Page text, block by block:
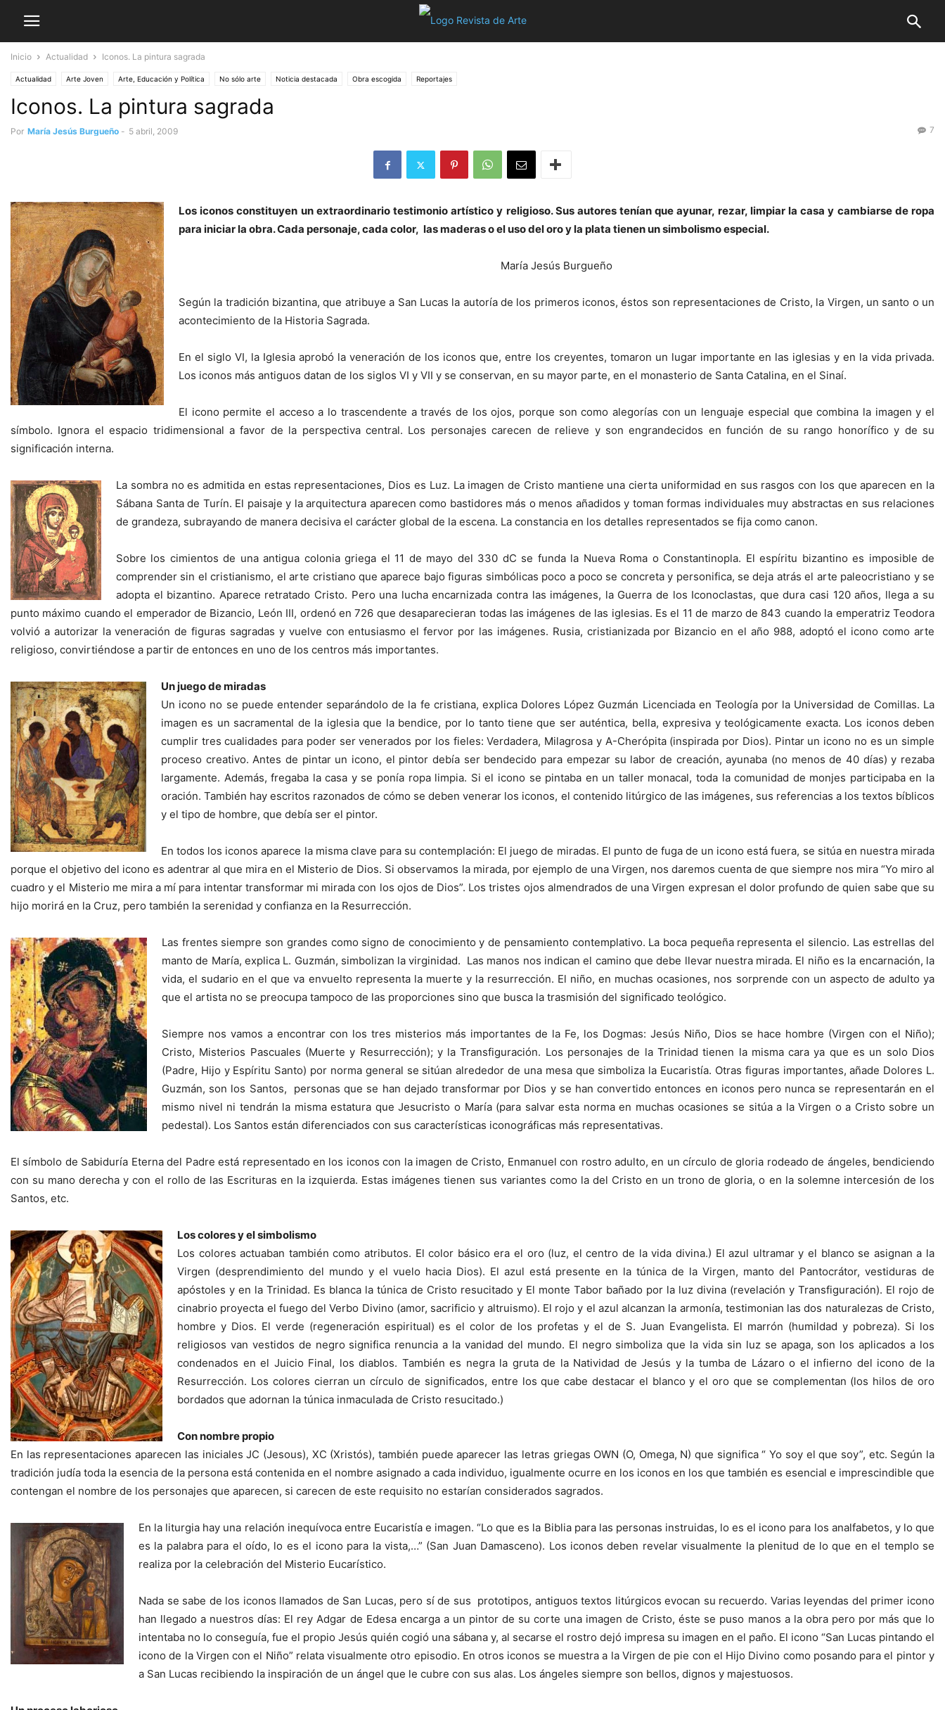
Inicio Actualidad Iconos. La pintura sagrada
Actualidad Arte Joven Arte, Educación y Política No sólo arte Noticia destacada Obra escogida Reportajes
Iconos. La pintura sagrada
Por María Jesús Burgueño - 5 abril, 2009 7
Los iconos constituyen un extraordinario testimonio artístico y religioso. Sus autores tenían que ayunar, rezar, limpiar la casa y cambiarse de ropa
para iniciar la obra. Cada personaje, cada color, las maderas o el uso del oro y la plata tienen un simbolismo especial.
María Jesús Burgueño
Según la tradición bizantina, que atribuye a San Lucas la autoría de los primeros iconos, éstos son representaciones de Cristo, la Virgen, un santo o un
acontecimiento de la Historia Sagrada.
En el siglo VI, la Iglesia aprobó la veneración de los iconos que, entre los creyentes, tomaron un lugar importante en las iglesias y en la vida privada.
Los iconos más antiguos datan de los siglos VI y VII y se conservan, en su mayor parte, en el monasterio de Santa Catalina, en el Sinaí.
El icono permite el acceso a lo trascendente a través de los ojos, porque son como alegorías con un lenguaje especial que combina la imagen y el
símbolo. Ignora el espacio tridimensional a favor de la perspectiva central. Los personajes carecen de relieve y son engrandecidos en función de su rango honorífico y de su
significación interna.
La sombra no es admitida en estas representaciones, Dios es Luz. La imagen de Cristo mantiene una cierta uniformidad en sus rasgos con los que aparecen en la
Sábana Santa de Turín. El paisaje y la arquitectura aparecen como bastidores más o menos añadidos y toman formas individuales muy abstractas en sus relaciones
de grandeza, subrayando de manera decisiva el carácter global de la escena. La constancia en los detalles representados se fija como canon.
Sobre los cimientos de una antigua colonia griega el 11 de mayo del 330 dC se funda la Nueva Roma o Constantinopla. El espíritu bizantino es imposible de
comprender sin el cristianismo, el arte cristiano que aparece bajo figuras simbólicas poco a poco se concreta y personifica, se deja atrás el arte paleocristiano y se
adopta el bizantino. Aparece retratado Cristo. Pero una lucha encarnizada contra las imágenes, la Guerra de los Iconoclastas, que dura casi 120 años, llega a su
punto máximo cuando el emperador de Bizancio, León III, ordenó en 726 que desaparecieran todas las imágenes de las iglesias. Es el 11 de marzo de 843 cuando la emperatriz Teodora
volvió a autorizar la veneración de figuras sagradas y vuelve con entusiasmo el fervor por las imágenes. Rusia, cristianizada por Bizancio en el año 988, adoptó el icono como arte
religioso, convirtiéndose a partir de entonces en uno de los centros más importantes.
Un juego de miradas
Un icono no se puede entender separándolo de la fe cristiana, explica Dolores López Guzmán Licenciada en Teología por la Universidad de Comillas. La
imagen es un sacramental de la iglesia que la bendice, por lo tanto tiene que ser auténtica, bella, expresiva y teológicamente exacta. Los iconos deben
cumplir tres cualidades para poder ser venerados por los fieles: Verdadera, Milagrosa y A-Cherópita (inspirada por Dios). Pintar un icono no es un simple
proceso creativo. Antes de pintar un icono, el pintor debía ser bendecido para empezar su labor de creación, ayunaba (no menos de 40 días) y rezaba
largamente. Además, fregaba la casa y se ponía ropa limpia. Si el icono se pintaba en un taller monacal, toda la comunidad de monjes participaba en la
oración. También hay escritos razonados de cómo se deben venerar los iconos, el contenido litúrgico de las imágenes, sus referencias a los textos bíblicos
y el tipo de hombre, que debía ser el pintor.
En todos los iconos aparece la misma clave para su contemplación: El juego de miradas. El punto de fuga de un icono está fuera, se sitúa en nuestra mirada
porque el objetivo del icono es adentrar al que mira en el Misterio de Dios. Si observamos la mirada, por ejemplo de una Virgen, nos daremos cuenta de que siempre nos mira “Yo miro al
cuadro y el Misterio me mira a mí para intentar transformar mi mirada con los ojos de Dios”. Los tristes ojos almendrados de una Virgen expresan el dolor profundo de quien sabe que su
hijo morirá en la Cruz, pero también la serenidad y confianza en la Resurrección.
Las frentes siempre son grandes como signo de conocimiento y de pensamiento contemplativo. La boca pequeña representa el silencio. Las estrellas del
manto de María, explica L. Guzmán, simbolizan la virginidad. Las manos nos indican el camino que debe llevar nuestra mirada. El niño es la encarnación, la
vida, el sudario en el que va envuelto representa la muerte y la resurrección. El niño, en muchas ocasiones, nos sorprende con un aspecto de adulto ya
que el artista no se preocupa tampoco de las proporciones sino que busca la trasmisión del significado teológico.
Siempre nos vamos a encontrar con los tres misterios más importantes de la Fe, los Dogmas: Jesús Niño, Dios se hace hombre (Virgen con el Niño);
Cristo, Misterios Pascuales (Muerte y Resurrección); y la Transfiguración. Los personajes de la Trinidad tienen la misma cara ya que es un solo Dios
(Padre, Hijo y Espíritu Santo) por norma general se sitúan alrededor de una mesa que simboliza la Eucaristía. Otras figuras importantes, añade Dolores L.
Guzmán, son los Santos, personas que se han dejado transformar por Dios y se han convertido entonces en iconos pero nunca se representarán en el
mismo nivel ni tendrán la misma estatura que Jesucristo o María (para salvar esta norma en muchas ocasiones se sitúa a la Virgen o a Cristo sobre un
pedestal). Los Santos están diferenciados con sus características iconográficas más representativas.
El símbolo de Sabiduría Eterna del Padre está representado en los iconos con la imagen de Cristo, Enmanuel con rostro adulto, en un círculo de gloria rodeado de ángeles, bendiciendo
con su mano derecha y con el rollo de las Escrituras en la izquierda. Estas imágenes tienen sus variantes como la del Cristo en un trono de gloria, o en la solemne intercesión de los
Santos, etc.
Los colores y el simbolismo
Los colores actuaban también como atributos. El color básico era el oro (luz, el centro de la vida divina.) El azul ultramar y el blanco se asignan a la
Virgen (desprendimiento del mundo y el vuelo hacia Dios). El azul está presente en la túnica de la Virgen, manto del Pantocrátor, vestiduras de
apóstoles y en la Trinidad. Es blanca la túnica de Cristo resucitado y El monte Tabor bañado por la luz divina (revelación y Transfiguración). El rojo de
cinabrio proyecta el fuego del Verbo Divino (amor, sacrificio y altruismo). El rojo y el azul alcanzan la armonía, testimonian las dos naturalezas de Cristo,
hombre y Dios. El verde (regeneración espiritual) es el color de los profetas y el de S. Juan Evangelista. El marrón (humildad y pobreza). Si los
religiosos van vestidos de negro significa renuncia a la vanidad del mundo. El negro simboliza que la vida sin luz se apaga, son los aplicados a los
condenados en el Juicio Final, los diablos. También es negra la gruta de la Natividad de Jesús y la tumba de Lázaro o el infierno del icono de la
Resurrección. Los colores cierran un círculo de significados, entre los que cabe destacar el blanco y el oro que se complementan (los hilos de oro
bordados que adornan la túnica inmaculada de Cristo resucitado.)
Con nombre propio
En las representaciones aparecen las iniciales JC (Jesous), XC (Xristós), también puede aparecer las letras griegas OWN (O, Omega, N) que significa “ Yo soy el que soy”, etc. Según la
tradición judía toda la esencia de la persona está contenida en el nombre asignado a cada individuo, igualmente ocurre en los iconos en los que también es esencial e imprescindible que
contengan el nombre de los personajes que aparecen, si carecen de este requisito no estarían considerados sagrados.
En la liturgia hay una relación inequívoca entre Eucaristía e imagen. “Lo que es la Biblia para las personas instruidas, lo es el icono para los analfabetos, y lo que
es la palabra para el oído, lo es el icono para la vista,…” (San Juan Damasceno). Los iconos deben revelar visualmente la plenitud de lo que en el templo se
realiza por la celebración del Misterio Eucarístico.
Nada se sabe de los iconos llamados de San Lucas, pero sí de sus prototipos, antiguos textos litúrgicos evocan su recuerdo. Varias leyendas del primer icono
han llegado a nuestros días: El rey Adgar de Edesa encarga a un pintor de su corte una imagen de Cristo, éste se puso manos a la obra pero por más que lo
intentaba no lo conseguía, fue el propio Jesús quién cogió una sábana y, al secarse el rostro dejó impresa su imagen en el paño. El icono “San Lucas pintando el
icono de la Virgen con el Niño” relata visualmente otro episodio. En otros iconos se muestra a la Virgen de pie con el Hijo Divino como posando para el pintor y
a San Lucas recibiendo la inspiración de un ángel que le cubre con sus alas. Los ángeles siempre son bellos, dignos y majestuosos.